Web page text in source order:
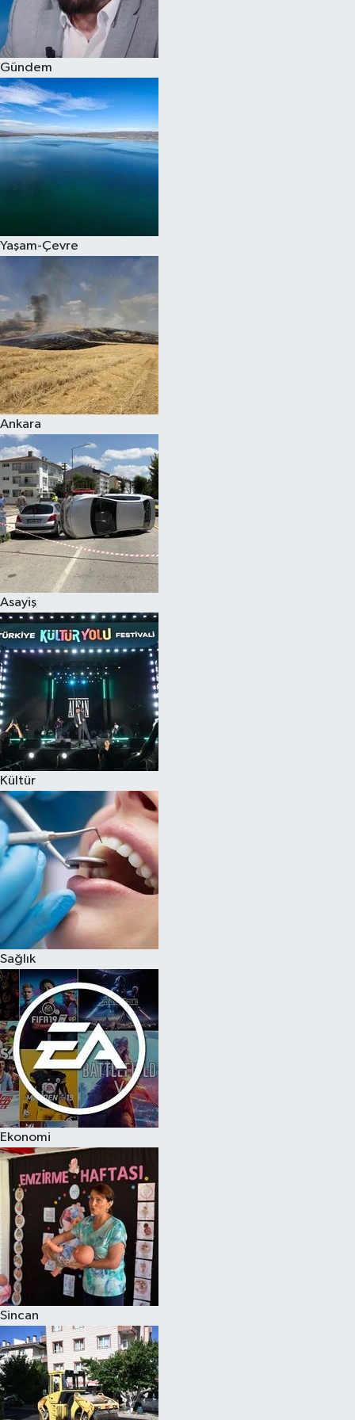
Gündem
Yaşam-Çevre
Ankara
Asayiş
Kültür
Sağlık
Ekonomi
Sincan
Spor
Burç Yorumları
Çocuk
Eğitim
Kim kimdir?
Kültür Sanat
Sağlık
Siyaset
Teknoloji
Televizyon
Yaşam-Çevre